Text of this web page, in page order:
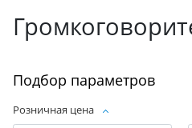
Подбор параметров
Розничная цена